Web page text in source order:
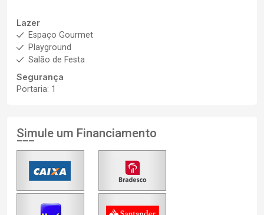
Lazer
Espaço Gourmet
Playground
Salão de Festa
Segurança
Portaria: 1
Simule um Financiamento